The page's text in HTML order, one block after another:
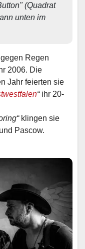
(Quadrat
unten im
Regen
2006. Die
Jahr feierten sie
“ihr 20-
klingen sie
Pascow.